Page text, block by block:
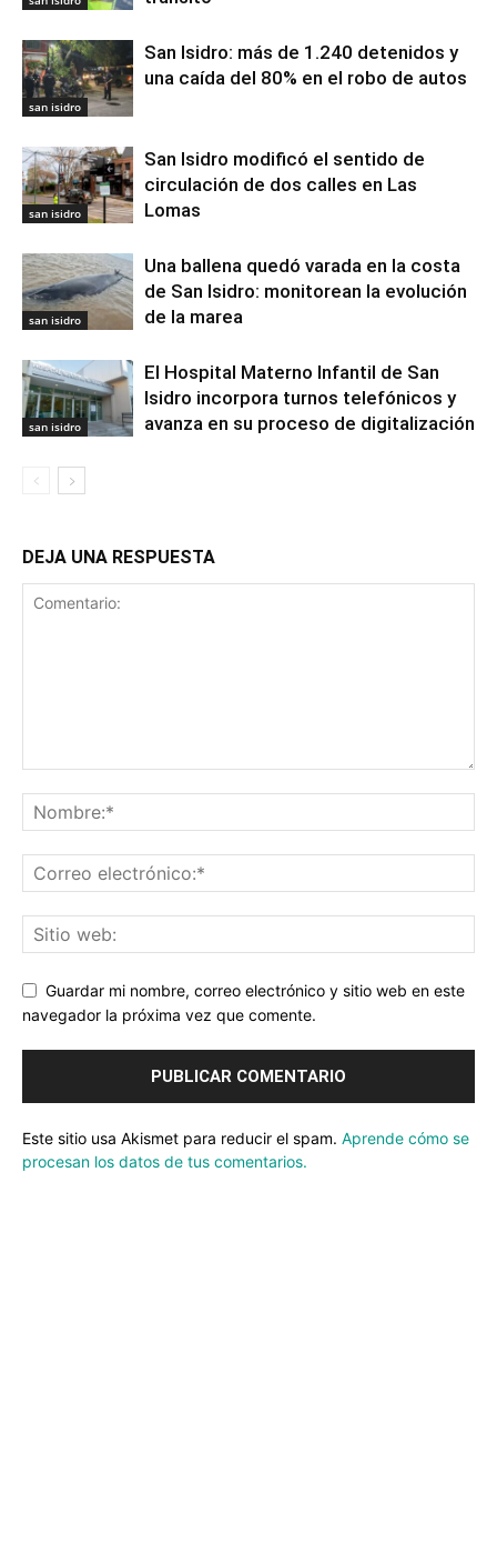
san isidro
San Isidro: más de 1.240 detenidos y
una caída del 80% en el robo de autos
san isidro
San Isidro modificó el sentido de
circulación de dos calles en Las
Lomas
san isidro
Una ballena quedó varada en la costa
de San Isidro: monitorean la evolución
de la marea
san isidro
El Hospital Materno Infantil de San
Isidro incorpora turnos telefónicos y
avanza en su proceso de digitalización
DEJA UNA RESPUESTA
Guardar mi nombre, correo electrónico y sitio web en este
navegador la próxima vez que comente.
Este sitio usa Akismet para reducir el spam. Aprende cómo se
procesan los datos de tus comentarios.